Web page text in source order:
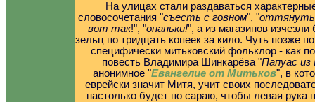
На улицах стали раздаваться
словосочетания "съесть с говном", "
вот так!", "опаньки!", а из магазинов
зельц по тридцать копеек за кило. Чуть позже
специфически митьковский фольклор - как
повесть Владимира Шинкарёва "Папуас из
анонимное "Евангелие от Митьков", в
еврейски значит Митя, учит своих
настолько будет по сараю, чтобы левая рука